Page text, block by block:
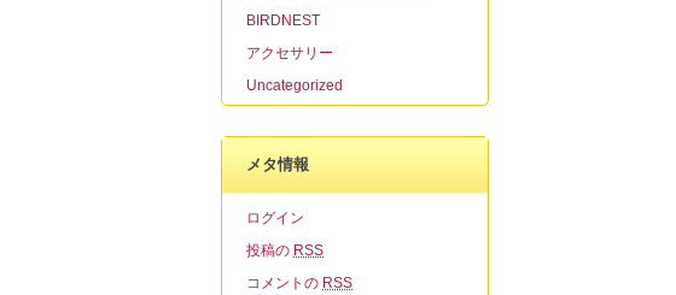
BIRDNEST
アクセサリー
Uncategorized
メタ情報
ログイン
投稿の RSS
コメントの RSS